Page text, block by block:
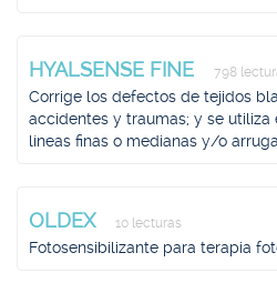
HYALSENSE FINE 798
Corrige los defectos de tejidos
accidentes y traumas; y se utiliza
líneas finas o medianas y/o
OLDEX 10 lecturas
Fotosensibilizante para terapia